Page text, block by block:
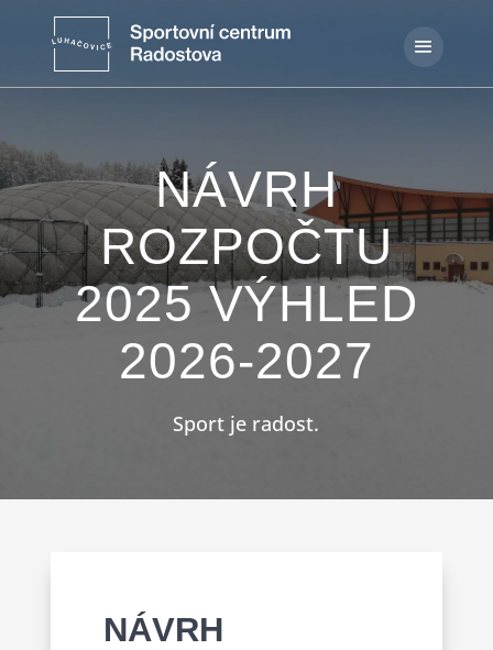
NÁVRH
ROZPOČTU
2025 VÝHLED
2026-2027
Sport je radost.
NÁVRH